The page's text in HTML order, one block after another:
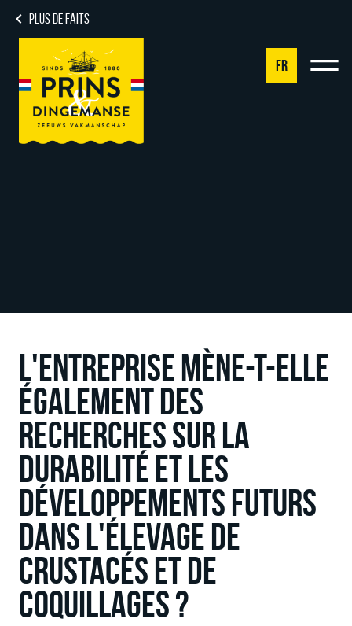
PLUS DE FAITS
FR
L'entreprise mène-t-elle
également des
recherches sur la
durabilité et les
développements futurs
dans l'élevage de
crustacés et de
coquillages ?